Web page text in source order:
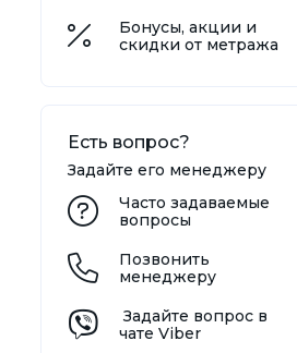
Бонусы, акции и
скидки от метража
Есть вопрос?
Задайте его менеджеру
Часто задаваемые
вопросы
Позвонить
менеджеру
Задайте вопрос в
чате Viber